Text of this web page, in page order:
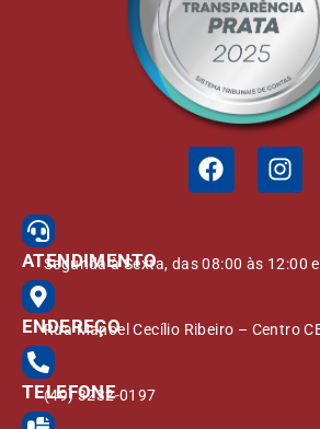
ATENDIMENTO
Segunda à Sexta, das 08:00 às 12:00
ENDEREÇO
Rua Manoel Cecílio Ribeiro – Centro
TELEFONE
(49) 3232-0197